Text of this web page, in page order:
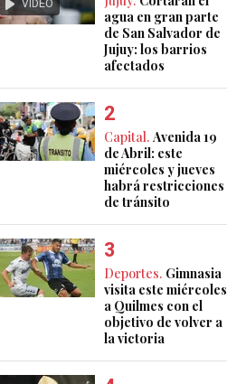
VIDEO
agua en gran parte
de San Salvador de
Jujuy: los barrios
afectados
Capital. Avenida 19
de Abril: este
miércoles y jueves
habrá restricciones
de tránsito
Deportes. Gimnasia
visita este miércoles
a Quilmes con el
objetivo de volver a
la victoria